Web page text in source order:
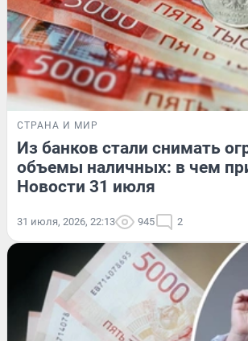
СТРАНА И МИР
Из банков стали снимать
объемы наличных: в чем
Новости 31 июля
31 июля, 2026, 22:13 945 2